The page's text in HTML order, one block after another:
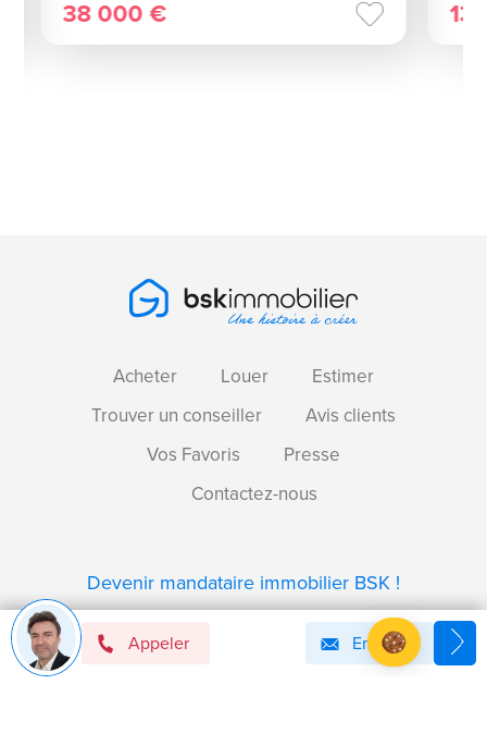
Appeler Email
38 000 € 13
Acheter Louer
Estimer
Trouver un conseiller
Avis clients
Vos Favoris
Presse
Contactez-nous
Devenir mandataire immobilier BSK !